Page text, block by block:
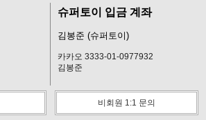
슈퍼토이 입금 계좌
김봉준 (슈퍼토이)
카카오 3333-01-0977932
김봉준
비회원 1:1 문의